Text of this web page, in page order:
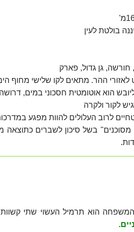
בולטת לעין
גן גדול, פארק
לאזורי ההר. מתאים לקו שלישי מחוף
הוא אוטומטית חסכוני במים,
לקור ולקרה
לרוב העלולים להוות מפגע
עצים מסוכנים" בשל סיכון לשברים
הוא תרמיל העשוי שתי